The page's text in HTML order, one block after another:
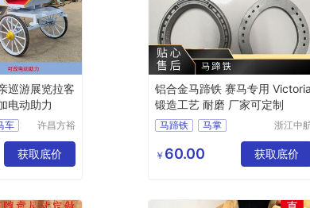
巡游展览拉客
电动助力
车
许昌方裕
限公司
获取底价
铝合金马蹄铁 赛马专用 Victoria
锻造工艺 耐磨 厂家可定制
马蹄铁 马掌
浙江中
有限公司
￥ 60.00 获取底价